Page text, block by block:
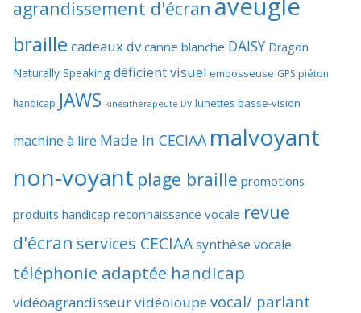
agrandissement d'écran aveugle
braille cadeaux dv canne blanche DAISY Dragon
Naturally Speaking déficient visuel embosseuse GPS piéton
handicap JAWS kinésithérapeute DV lunettes basse-vision
machine à lire Made In CECIAA malvoyant
non-voyant plage braille promotions
produits handicap reconnaissance vocale revue
d'écran services CECIAAsynthèse vocale
téléphonie adaptée handicap
vidéoagrandisseurvidéoloupevocal/ parlant